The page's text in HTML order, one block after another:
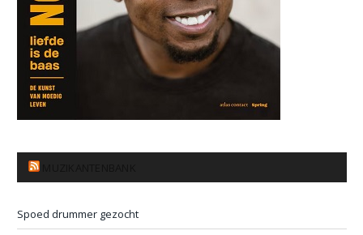
Spoed drummer gezocht